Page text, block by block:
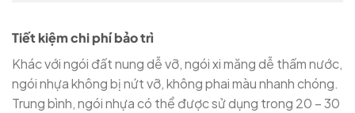
Tiết kiệm chi phí bảo trì
Khác với ngói đất nung dễ vỡ, ngói xi măng dễ thấm nước,
ngói nhựa không bị nứt vỡ, không phai màu nhanh chóng.
Trung bình, ngói nhựa có thể được sử dụng trong 20 – 30